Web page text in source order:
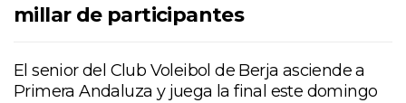
millar de participantes
El senior del Club Voleibol de Berja asciende a
Primera Andaluza y juega la final este domingo